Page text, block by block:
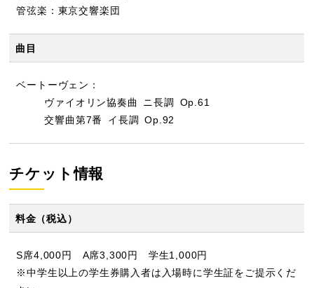
管弦楽：東京交響楽団
曲目
ベートーヴェン：
ヴァイオリン協奏曲 ニ長調 Op.61
交響曲第7番 イ長調 Op.92
チケット情報
料金（税込）
S席4,000円 A席3,300円 学生1,000円
※中学生以上の学生券購入者は入場時に学生証をご提示くだ